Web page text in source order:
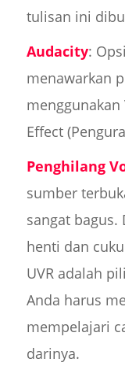
tulisan ini
Audacity:
menawarkan
Effect
Penghilang
sumber
sangat
henti dan
UVR adalah
Anda harus
mempelajari
darinya.